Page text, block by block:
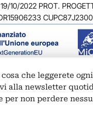
10/2022 PROT.
srl – Corso
11381581005
della protezione dei
che leggerete
alla newsletter
per non perdere